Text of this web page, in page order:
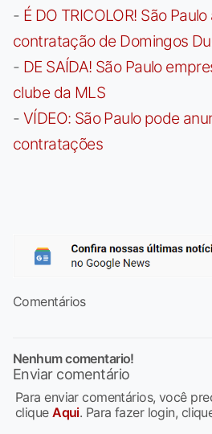
- É DO TRICOLOR! São
contratação de Domingos
- DE SAÍDA! São Paulo
clube da MLS
- VÍDEO: São Paulo pode
contratações
Comentários
Nenhum comentario!
Enviar comentário
Para enviar comentários, você
cliqueAqui. Para fazer login,